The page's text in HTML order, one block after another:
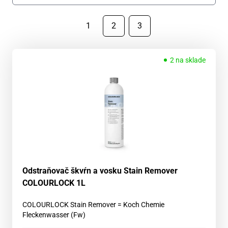
1 2 3
2 na sklade
Odstraňovač škvŕn a vosku Stain Remover
COLOURLOCK 1L
COLOURLOCK Stain Remover = Koch Chemie
Fleckenwasser (Fw)